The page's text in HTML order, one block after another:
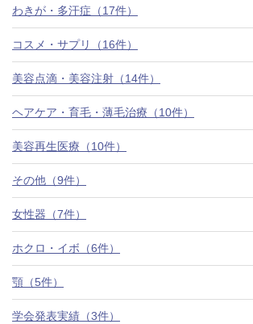
わきが・多汗症（17件）
コスメ・サプリ（16件）
美容点滴・美容注射（14件）
ヘアケア・育毛・薄毛治療（10件）
美容再生医療（10件）
その他（9件）
女性器（7件）
ホクロ・イボ（6件）
顎（5件）
学会発表実績（3件）